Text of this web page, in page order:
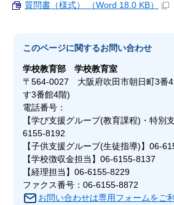
質問書（様式） （Word 18.0 KB）
このページに関するお問い合わせ
学校教育部学校教育室
〒564-0027 大阪府吹田市朝日町3番
す3番館4階)
電話番号：
【学び支援グループ(教育課程)・特別
6155-8192
【子供支援グループ(生徒指導)】06-
【学校徴収金担当】06-6155-8137
【経理担当】06-6155-8229
ファクス番号：06-6155-8872
お問い合わせは専用フォームをご